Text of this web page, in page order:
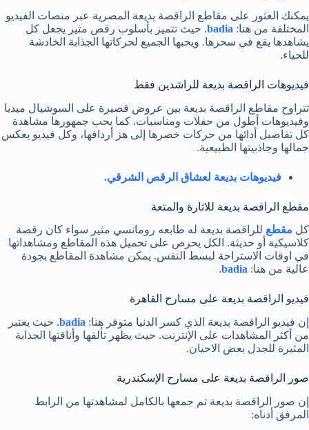
يمكنك العثور على مقاطع الراقصة بديعة المصرية عبر منصات الفيديو
المختلفة من هنا: badia. حيث تتميز بأسلوب رقص مثير يجعل كل
يشاهدها يقع في سحرها. ويحبها الجميع لحركاتها الجذابة الخادشة
للحياء.
فيديوهات الراقصة بديعة للراشدين فقط
تتراوح مقاطع الراقصة بديعة بين عروض قصيرة على السوشيال ميديا
وفيديوهات أطول من حفلات ومناسبات. كما يحب جمهورها مشاهدة
كل تفاصيل أدائها من حركات خصرها إلى هز أردافها، وكل فيديو يعكس
جمالها وجاذبيتها الطبيعية.
فيديوهات بديعة لعشاق الرقص الشرقي.
مقطع الراقصة بديعة للاثارة والمتعة
كل مقطع للراقصة بديعة له طابعه رومانسي مثير سواء كان رقصة
كلاسيكية أو حديثة. الكل يحرص على تحميل هذه المقاطع ومشاهداتها
في اوقات الاستراحة لبسط النفس. يمكن مشاهدة المقاطع بجودة
عالية من هنا: badia
.
فيديو الراقصة بديعة على مسارح القاهرة
إن فيديو الراقصة بديعة الذي كسر الدنيا متوفر هنا: badia. حيث يعتبر
من أكثر المشاهدات على الإنترنت. حيث يظهر تألقها وأناقتها الجذابة
المثيرة للجدل بعض الاحيان.
صور الراقصة بديعة على مسارح الإسكندرية
إن صور الراقصة بديعة تم جمعها بالكامل لمشاهدتها من الرابط
المرفق أدناه: